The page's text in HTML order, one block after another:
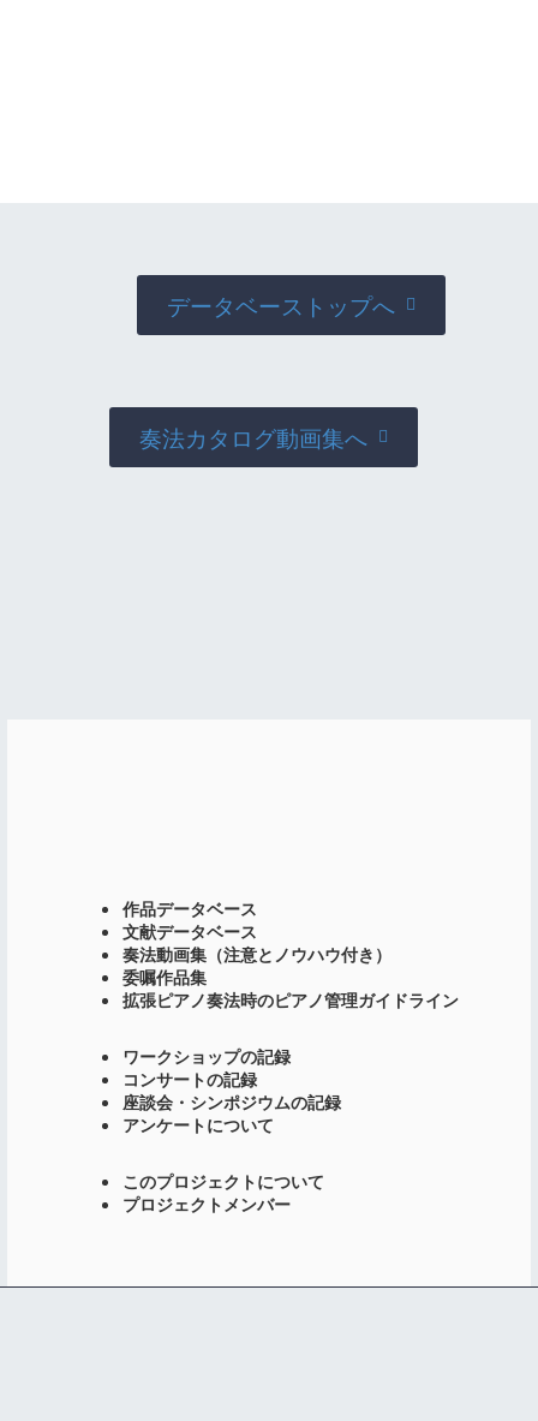
データベーストップへ 
奏法カタログ動画集へ 
作品データベース
文献データベース
奏法動画集（注意とノウハウ付き）
委嘱作品集
拡張ピアノ奏法時のピアノ管理ガイドライン
ワークショップの記録
コンサートの記録
座談会・シンポジウムの記録
アンケートについて
このプロジェクトについて
プロジェクトメンバー